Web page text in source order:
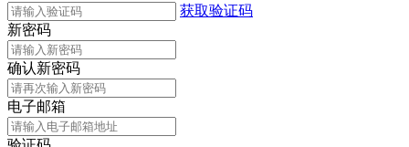
获取验证码
新密码
确认新密码
电子邮箱